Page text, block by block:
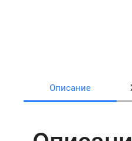
Описание